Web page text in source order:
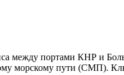
между портами КНР и
морскому пути (СМП).